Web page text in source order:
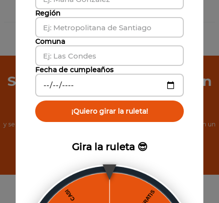
Productos
Has visto todos los
Suscríbete a Nuestro Boletín
de Noticias
y se el primero en conocer nuestras increíbles ofertas, además, obtén un
Suscribirse
Gira la ruleta 😎
Región
Comuna
Fecha de cumpleaños
¡Quiero girar la ruleta!